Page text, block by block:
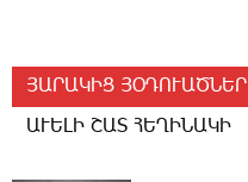
ՅԱՐԱԿԻՑ ՅՕԴՈՒԱԾՆԵՐ
ԱՒԵԼԻ ՇԱՏ ՀԵՂԻՆԱԿԻ